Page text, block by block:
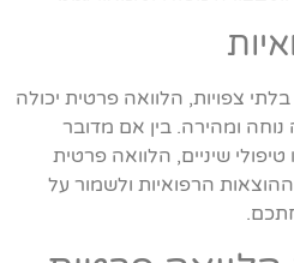
צפויות, הלוואה פרטית יכולה
נוחה ומהירה. בין אם מדובר
שיניים, הלוואה פרטית
הרפואיות ולשמור על